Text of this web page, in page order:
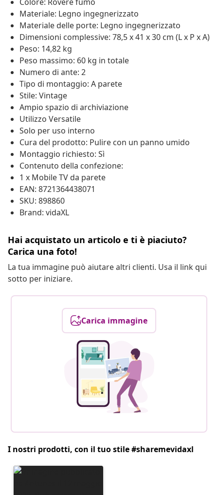
Materiale: Legno ingegnerizzato
Materiale delle porte: Legno ingegnerizzato
Dimensioni complessive: 78,5 x 41 x 30 cm (L x P x A)
Peso: 14,82 kg
Peso massimo: 60 kg in totale
Numero di ante: 2
Tipo di montaggio: A parete
Stile: Vintage
Ampio spazio di archiviazione
Utilizzo Versatile
Solo per uso interno
Cura del prodotto: Pulire con un panno umido
Montaggio richiesto: Sì
Contenuto della confezione:
1 x Mobile TV da parete
EAN: 8721364438071
SKU: 898860
Brand: vidaXL
Hai acquistato un articolo e ti è piaciuto?
Carica una foto!
La tua immagine può aiutare altri clienti. Usa il link qui
sotto per iniziare.
Carica immagine
I nostri prodotti, con il tuo stile #sharemevidaxl